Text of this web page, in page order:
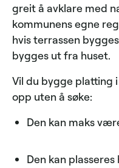
greit å avklare med
kommunens egne
hvis terrassen
bygges ut fra huset.
Vil du bygge platting
opp uten å søke:
Den kan maks
Den kan